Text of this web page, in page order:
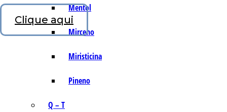
Mentol
Mirceno
Miristicina
Pineno
Q – T
Clique aqui